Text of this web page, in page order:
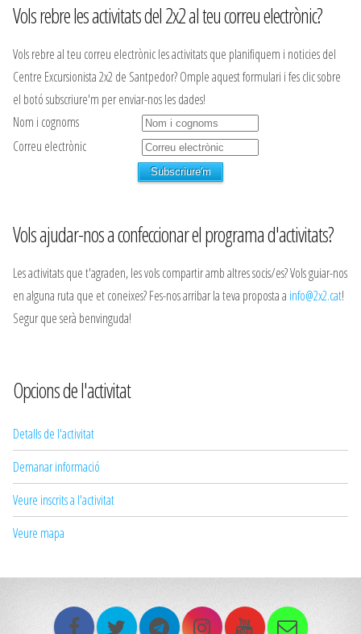
Vols rebre les activitats del 2x2 al teu correu electrònic?
Vols rebre al teu correu electrònic les activitats que planifiquem i noticies del
Centre Excursionista 2x2 de Santpedor? Omple aquest formulari i fes clic sobre
el botó subscriure'm per enviar-nos les dades!
Nom i cognoms
Correu electrònic
Vols ajudar-nos a confeccionar el programa d'activitats?
Les activitats que t'agraden, les vols compartir amb altres socis/es? Vols guiar-nos
en alguna ruta que et coneixes? Fes-nos arribar la teva proposta a info@2x2.cat!
Segur que serà benvinguda!
Opcions de l'activitat
Detalls de l'activitat
Demanar informació
Veure inscrits a l'activitat
Veure mapa